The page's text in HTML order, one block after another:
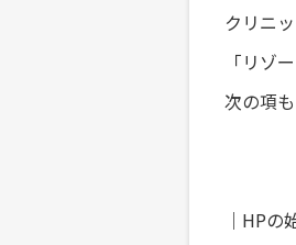
クリニ
「リゾ
次の項も
｜HPの